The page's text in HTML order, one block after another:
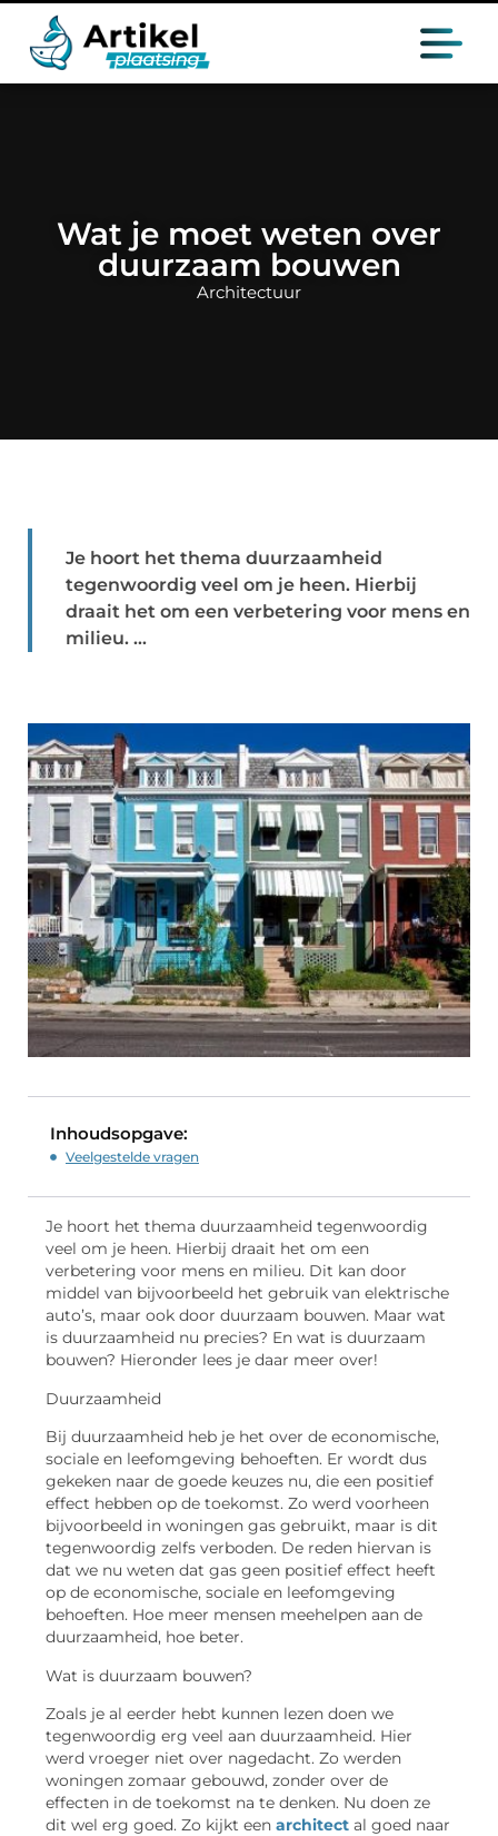
Wat je moet weten over
duurzaam bouwen
Architectuur
Je hoort het thema duurzaamheid
tegenwoordig veel om je heen. Hierbij
draait het om een verbetering voor mens en
milieu. ...
Inhoudsopgave:
Veelgestelde vragen
Je hoort het thema duurzaamheid tegenwoordig
veel om je heen. Hierbij draait het om een
verbetering voor mens en milieu. Dit kan door
middel van bijvoorbeeld het gebruik van elektrische
auto’s, maar ook door duurzaam bouwen. Maar wat
is duurzaamheid nu precies? En wat is duurzaam
bouwen? Hieronder lees je daar meer over!
Duurzaamheid
Bij duurzaamheid heb je het over de economische,
sociale en leefomgeving behoeften. Er wordt dus
gekeken naar de goede keuzes nu, die een positief
effect hebben op de toekomst. Zo werd voorheen
bijvoorbeeld in woningen gas gebruikt, maar is dit
tegenwoordig zelfs verboden. De reden hiervan is
dat we nu weten dat gas geen positief effect heeft
op de economische, sociale en leefomgeving
behoeften. Hoe meer mensen meehelpen aan de
duurzaamheid, hoe beter.
Wat is duurzaam bouwen?
Zoals je al eerder hebt kunnen lezen doen we
tegenwoordig erg veel aan duurzaamheid. Hier
werd vroeger niet over nagedacht. Zo werden
woningen zomaar gebouwd, zonder over de
effecten in de toekomst na te denken. Nu doen ze
dit wel erg goed. Zo kijkt een architect al goed naar